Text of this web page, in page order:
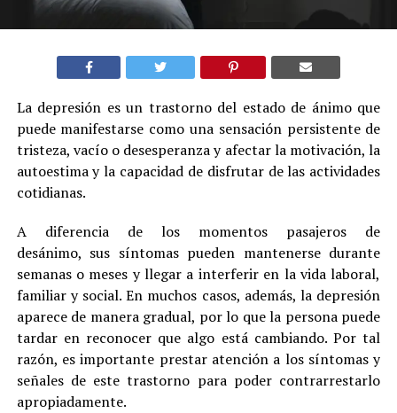
La depresión es un trastorno del estado de ánimo que
puede manifestarse como una sensación persistente de
tristeza, vacío o desesperanza y afectar la motivación, la
autoestima y la capacidad de disfrutar de las actividades
cotidianas.
A diferencia de los momentos pasajeros de
desánimo, sus síntomas pueden mantenerse durante
semanas o meses y llegar a interferir en la vida laboral,
familiar y social. En muchos casos, además, la depresión
aparece de manera gradual, por lo que la persona puede
tardar en reconocer que algo está cambiando. Por tal
razón, es importante prestar atención a los síntomas y
señales de este trastorno para poder contrarrestarlo
apropiadamente.